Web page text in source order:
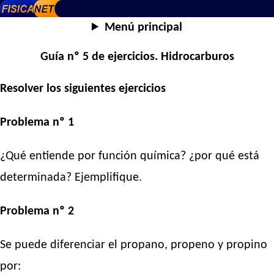
Menú principal
Guía nº 5 de ejercicios. Hidrocarburos
Resolver los siguientes ejercicios
Problema nº 1
¿Qué entiende por función química? ¿por qué está
determinada? Ejemplifique.
Problema nº 2
Se puede diferenciar el propano, propeno y propino
por: